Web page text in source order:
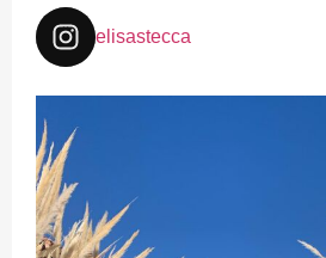
elisastecca